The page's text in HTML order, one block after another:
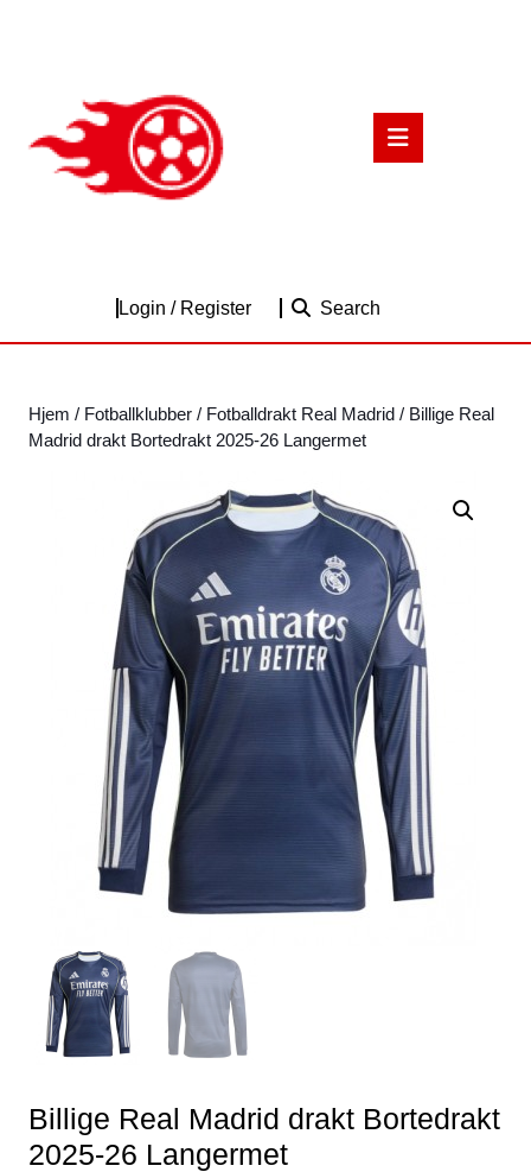
Login / RegisterLogin
Search
Hjem / Fotballklubber / Fotballdrakt Real Madrid / Billige Real
Madrid drakt Bortedrakt 2025-26 Langermet
Billige Real Madrid drakt Bortedrakt
2025-26 Langermet